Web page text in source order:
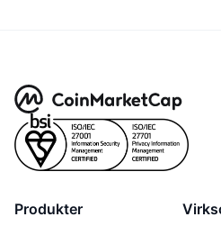
Produkter